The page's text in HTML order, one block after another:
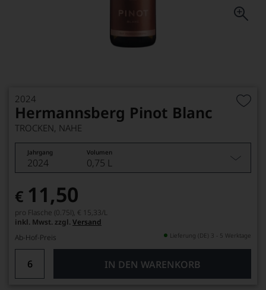
2024
Hermannsberg Pinot Blanc
TROCKEN, NAHE
Jahrgang Volumen
2024 0,75 L
€ 11,50
pro Flasche (0.75l), € 15,33/L
inkl. Mwst. zzgl. Versand
Ab-Hof-Preis
Lieferung (DE) 3 - 5 Werktage
IN DEN WARENKORB